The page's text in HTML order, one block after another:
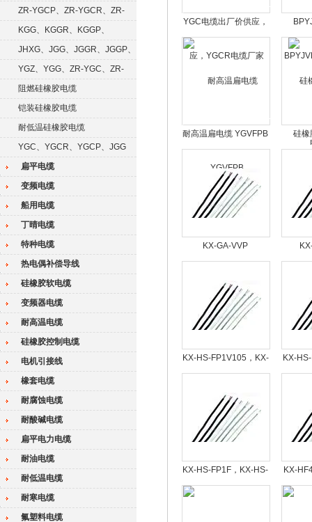
GGRP
ZR-YGCP、ZR-YGCR、ZR-
YGCRP
KGG、KGGR、KGGP、
KGGRP
JHXG、JGG、JGGR、JGGP、
JGGFYGZ、YGG、ZR-YGC、ZR-
KGG阻燃硅橡胶电缆
铠装硅橡胶电缆
耐低温硅橡胶电缆
YGC、YGCR、YGCP、JGG
扁平电缆
变频电缆
船用电缆
丁晴电缆
特种电缆
热电偶补偿导线
硅橡胶软电缆
变频器电缆
耐高温电缆
硅橡胶控制电缆
电机引接线
橡套电缆
耐腐蚀电缆
耐酸碱电缆
扁平电力电缆
耐油电缆
耐低温电缆
耐寒电缆
氟塑料电缆
YGC电缆出厂价供应，
YGCR电缆厂家
耐高温扁电缆 YGVFPB 硅橡
KX-GA-VVP
KX-HS-FP1V105，KX-
HS-FV105热电偶补偿
KX-
KX-HS-FP1F，KX-HS-
FP1V105高温补偿导线
KX-